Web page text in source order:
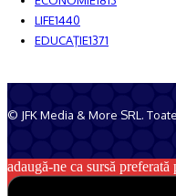
LIFE1440
EDUCAŢIE1371
© JFK Media & More SRL.
adaugă-ne ca sursă preferată